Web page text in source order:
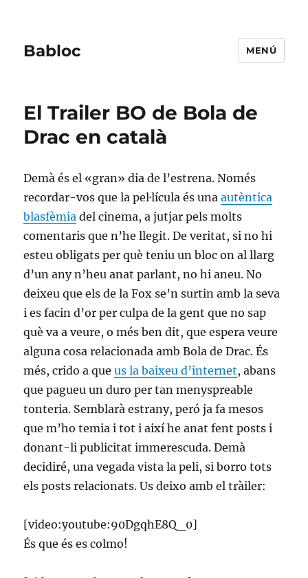
Babloc MENÚ
El Trailer BO de Bola de
Drac en català
Demà és el «gran» dia de l’estrena. Només
recordar-vos que la pel·lícula és unaautèntica
blasfèmia del cinema, a jutjar pels molts
comentaris que n’he llegit. De veritat, si no hi
esteu obligats per què teniu un bloc on al llarg
d’un any n’heu anat parlant, no hi aneu. No
deixeu que els de la Fox se’n surtin amb la seva
i es facin d’or per culpa de la gent que no sap
què va a veure, o més ben dit, que espera veure
alguna cosa relacionada amb Bola de Drac. És
més, crido a queus la baixeu d’internet, abans
que pagueu un duro per tan menyspreable
tonteria. Semblarà estrany, peró ja fa mesos
que m’ho temia i tot i així he anat fent posts i
donant-li publicitat immerescuda. Demà
decidiré, una vegada vista la peli, si borro tots
els posts relacionats. Us deixo amb el tràiler:
[video:youtube:90DgqhE8Q_0]
És que és es colmo!